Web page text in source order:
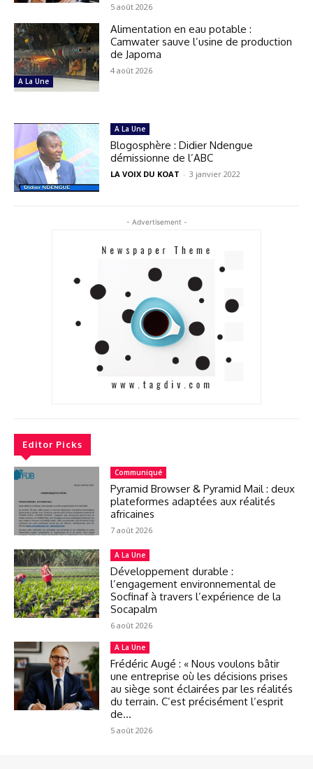
5 août 2026
A La Une
Alimentation en eau potable :
Camwater sauve l’usine de production
de Japoma
4 août 2026
A La Une
Blogosphère : Didier Ndengue
démissionne de l’ABC
LA VOIX DU KOAT - 3 janvier 2022
- Advertisement -
Editor Picks
Communiqué
Pyramid Browser & Pyramid Mail : deux
plateformes adaptées aux réalités
africaines
7 août 2026
A La Une
Développement durable :
l’engagement environnemental de
Socfinaf à travers l’expérience de la
Socapalm
6 août 2026
A La Une
Frédéric Augé : « Nous voulons bâtir
une entreprise où les décisions prises
au siège sont éclairées par les réalités
du terrain. C’est précisément l’esprit
de...
5 août 2026